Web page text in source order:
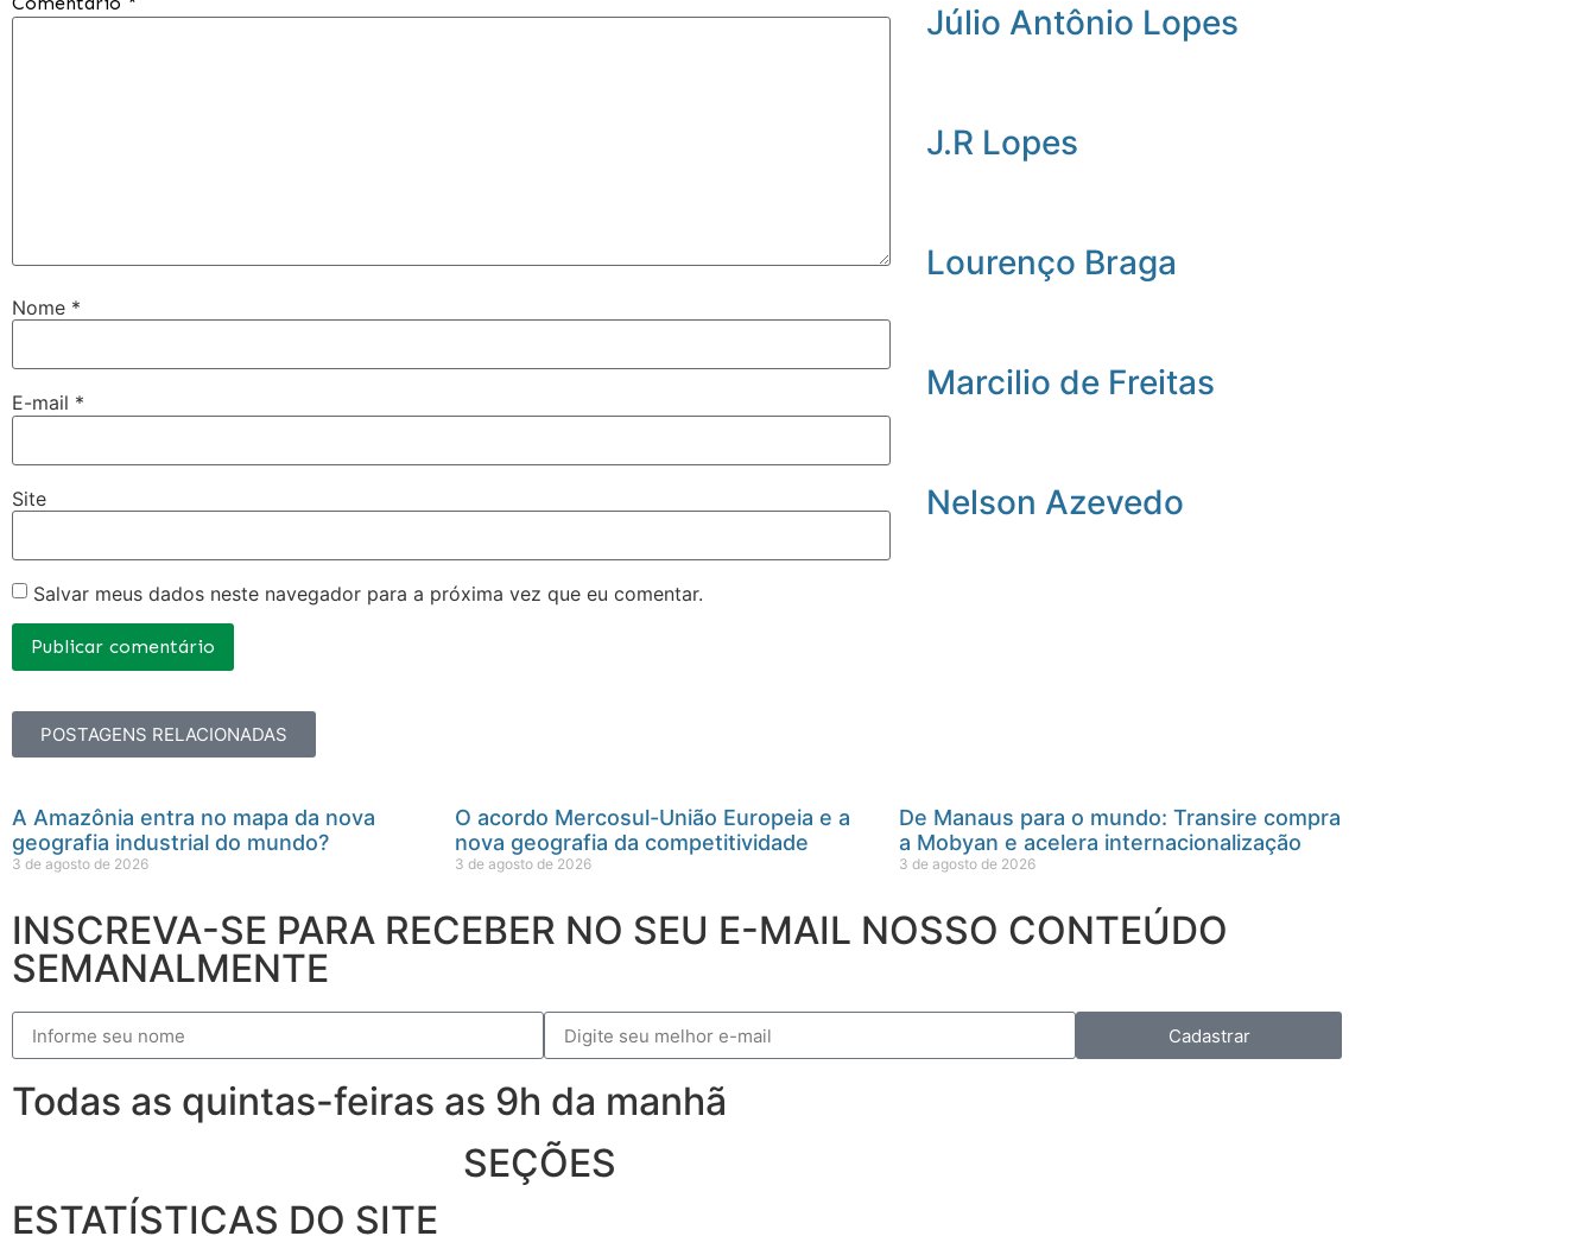
Nome *
E-mail *
Site
Salvar meus dados neste navegador para a próxima vez que eu comentar.
Júlio Antônio Lopes
J.R Lopes
Lourenço Braga
Marcilio de Freitas
Nelson Azevedo
POSTAGENS RELACIONADAS
A Amazônia entra no mapa da nova
geografia industrial do mundo?
3 de agosto de 2026
O acordo Mercosul-União Europeia e a
nova geografia da competitividade
3 de agosto de 2026
De Manaus para o mundo: Transire compra
a Mobyan e acelera internacionalização
3 de agosto de 2026
INSCREVA-SE PARA RECEBER NO SEU E-MAIL NOSSO CONTEÚDO
SEMANALMENTE
Cadastrar
Todas as quintas-feiras as 9h da manhã
ESTATÍSTICAS DO SITE
SEÇÕES